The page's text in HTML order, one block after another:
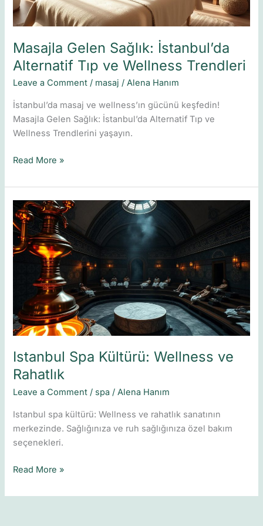
Masajla Gelen Sağlık: İstanbul’da
Alternatif Tıp ve Wellness Trendleri
Leave a Comment / masaj /Alena Hanım
İstanbul’da masaj ve wellness’ın gücünü keşfedin!
Masajla Gelen Sağlık: İstanbul’da Alternatif Tıp ve
Wellness Trendlerini yaşayın.
Trendleri
Read More »
Istanbul Spa Kültürü: Wellness ve
Rahatlık
Leave a Comment / spa /Alena Hanım
Istanbul spa kültürü: Wellness ve rahatlık sanatının
merkezinde. Sağlığınıza ve ruh sağlığınıza özel bakım
seçenekleri.
Istanbul
Spa
Kültürü:
Wellness
Rahatlık
Read More »